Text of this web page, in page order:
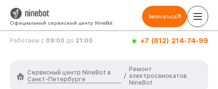
Официальный сервисный центр NineBot
Записаться
Работаем с 09:00 до 21:00 +7 (812) 214-74-99
Сервисный центр NineBot в
Санкт-Петербурге
/
Ремонт
электросамокатов
NineBot